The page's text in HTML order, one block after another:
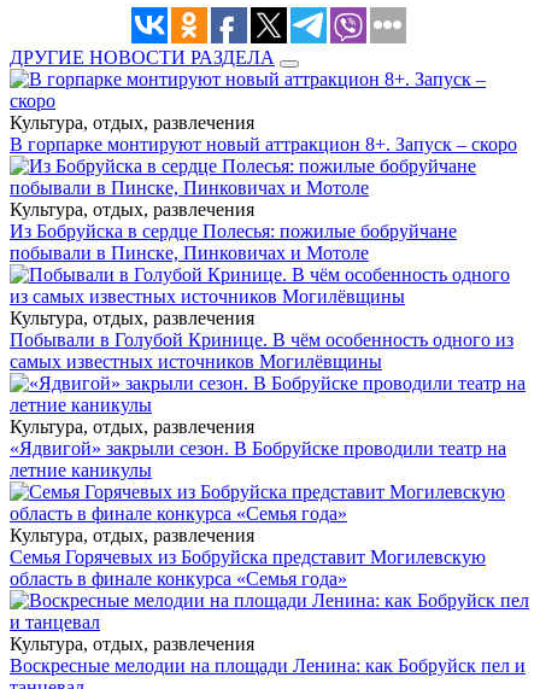
ДРУГИЕ НОВОСТИ РАЗДЕЛА
Культура, отдых, развлечения
В горпарке монтируют новый аттракцион 8+. Запуск – скоро
Культура, отдых, развлечения
Из Бобруйска в сердце Полесья: пожилые бобруйчане
побывали в Пинске, Пинковичах и Мотоле
Культура, отдых, развлечения
Побывали в Голубой Кринице. В чём особенность одного из
самых известных источников Могилёвщины
Культура, отдых, развлечения
«Ядвигой» закрыли сезон. В Бобруйске проводили театр на
летние каникулы
Культура, отдых, развлечения
Семья Горячевых из Бобруйска представит Могилевскую
область в финале конкурса «Семья года»
Культура, отдых, развлечения
Воскресные мелодии на площади Ленина: как Бобруйск пел и